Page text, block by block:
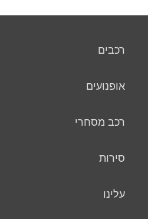
רכבים
אופנועים
רכב מסחרי
סירות
עלינו